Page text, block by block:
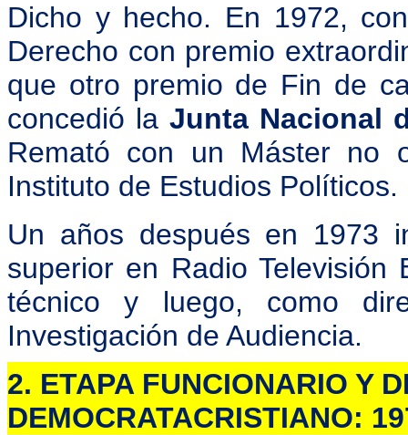
Dicho y hecho. En 1972,
Derecho con premio
que otro premio de Fin de
concedió la Junta Nacional
Remató con un Máster no
Instituto de Estudios Políticos.
Un años después en 1973
superior en Radio Televisión
técnico y luego, como
Investigación de Audiencia.
2. ETAPA FUNCIONARIO Y
DEMOCRATACRISTIANO: